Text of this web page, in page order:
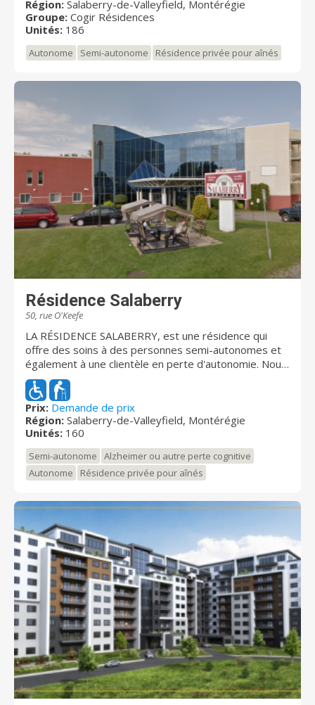
dans un environnement agréable sont au rendez-vous.
Région: Salaberry-de-Valleyfield, Montérégie
Groupe: Cogir Résidences
Unités: 186
Autonome Semi-autonome Résidence privée pour aînés
Résidence Salaberry
50, rue O'Keefe
LA RÉSIDENCE SALABERRY, est une résidence qui
offre des soins à des personnes semi-autonomes et
également à une clientèle en perte d'autonomie. Nous
sommes reconnus comme étant une résidence
chaleureuse ayant une ambiance familiale. Nous
sommes situés dans le secteur de St-Timothée près
de l'autoroute 30.
Prix: Demande de prix
Région: Salaberry-de-Valleyfield, Montérégie
Unités: 160
Semi-autonome
Alzheimer ou autre perte cognitive
Autonome
Résidence privée pour aînés